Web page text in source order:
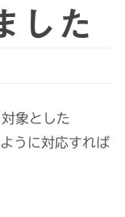
した
象とした
うに対応すれば